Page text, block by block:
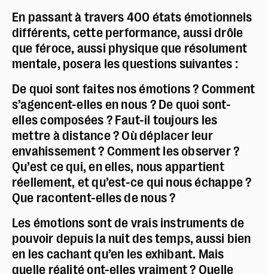
Réserver en ligne
Mon compte
En passant à travers 400 états émotionnels
différents, cette performance, aussi drôle
que féroce, aussi physique que résolument
mentale, posera les questions suivantes :
De quoi sont faites nos émotions ? Comment
s’agencent-elles en nous ? De quoi sont-
elles composées ? Faut-il toujours les
mettre à distance ? Où déplacer leur
envahissement ? Comment les observer ?
Qu’est ce qui, en elles, nous appartient
réellement, et qu’est-ce qui nous échappe ?
Que racontent-elles de nous ?
Les émotions sont de vrais instruments de
pouvoir depuis la nuit des temps, aussi bien
en les cachant qu’en les exhibant. Mais
quelle réalité ont-elles vraiment ? Quelle